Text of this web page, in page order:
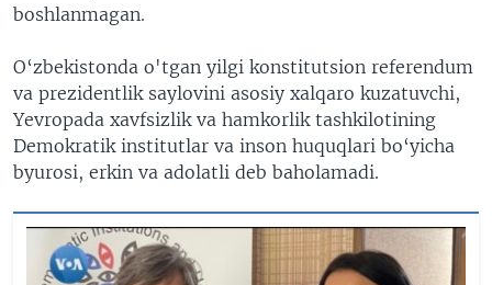
boshlanmagan.
O‘zbekistonda o'tgan yilgi konstitutsion referendum
va prezidentlik saylovini asosiy xalqaro kuzatuvchi,
Yevropada xavfsizlik va hamkorlik tashkilotining
Demokratik institutlar va inson huquqlari bo‘yicha
byurosi, erkin va adolatli deb baholamadi.